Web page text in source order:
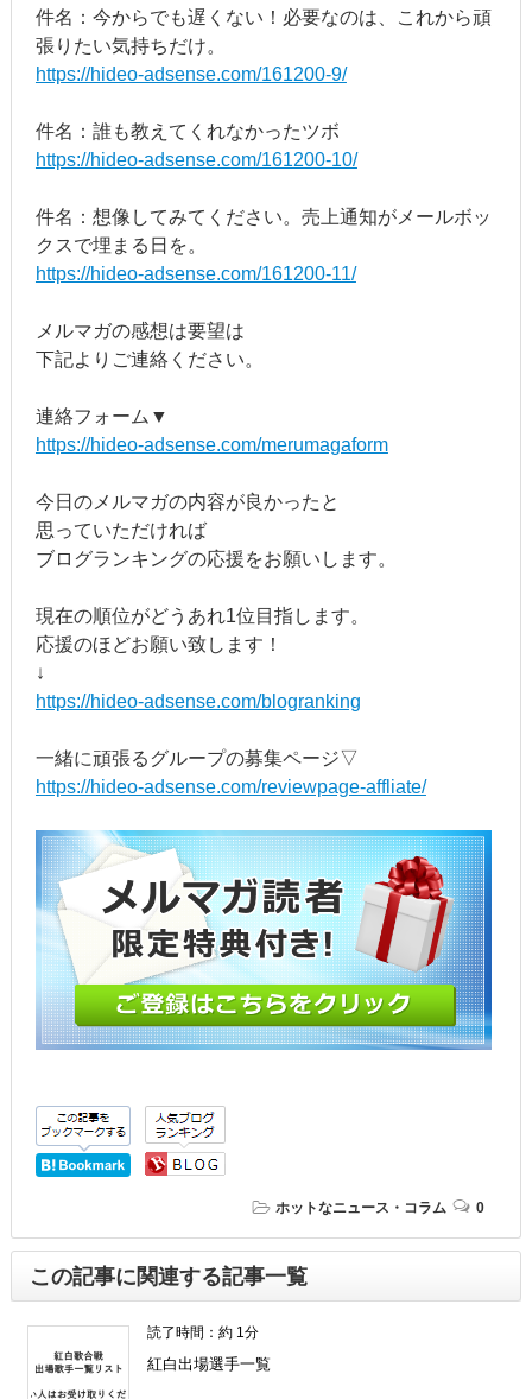
件名：今からでも遅くない！必要なのは、これから頑
張りたい気持ちだけ。
https://hideo-adsense.com/161200-9/
件名：誰も教えてくれなかったツボ
https://hideo-adsense.com/161200-10/
件名：想像してみてください。売上通知がメールボッ
クスで埋まる日を。
https://hideo-adsense.com/161200-11/
メルマガの感想は要望は
下記よりご連絡ください。
連絡フォーム▼
https://hideo-adsense.com/merumagaform
今日のメルマガの内容が良かったと
思っていただければ
ブログランキングの応援をお願いします。
現在の順位がどうあれ1位目指します。
応援のほどお願い致します！
↓
https://hideo-adsense.com/blogranking
一緒に頑張るグループの募集ページ▽
https://hideo-adsense.com/reviewpage-affliate/
ホットなニュース・コラム 0
この記事に関連する記事一覧
読了時間：約 1分
紅白出場選手一覧